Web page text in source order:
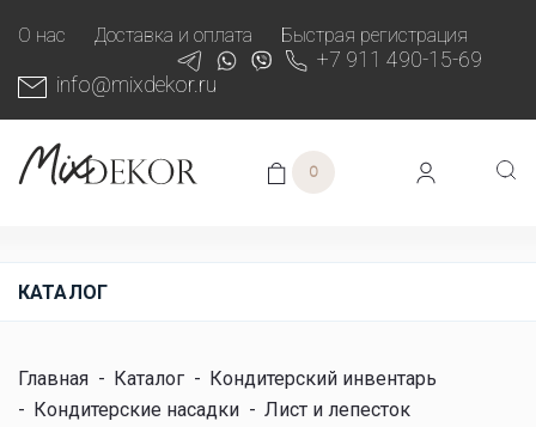
О нас Доставка и оплата Быстрая регистрация
+7 911 490-15-69
info@mixdekor.ru
0
КАТАЛОГ
Главная - Каталог - Кондитерский инвентарь
- Кондитерские насадки - Лист и лепесток